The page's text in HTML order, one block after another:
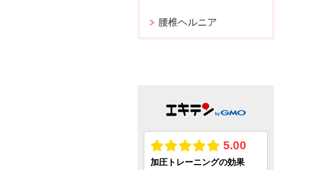
腰椎ヘルニア